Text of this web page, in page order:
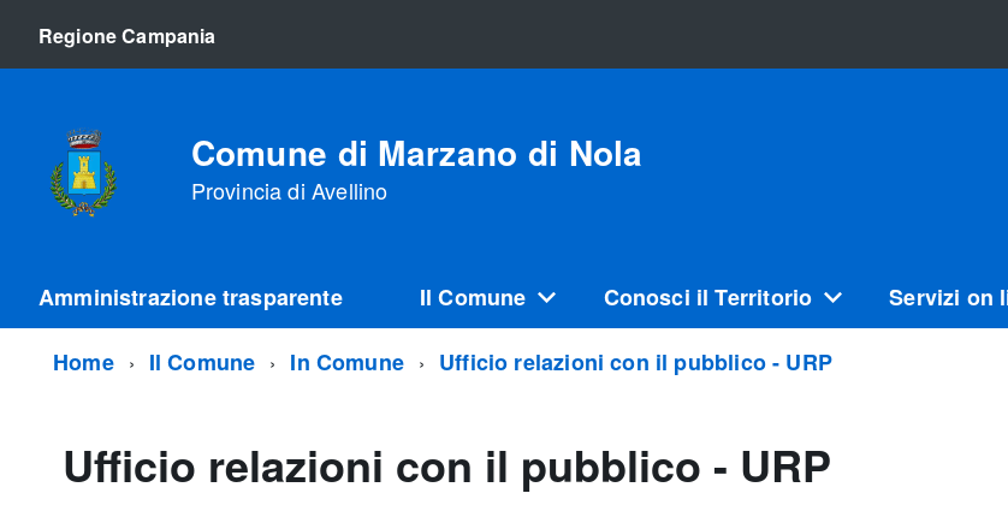
Regione Campania
Comune di Marzano di Nola
Provincia di Avellino
Amministrazione trasparente Il Comune Conosci il Territorio Servizi on
Home Il Comune In Comune Ufficio relazioni con il pubblico - URP
Ufficio relazioni con il pubblico - URP